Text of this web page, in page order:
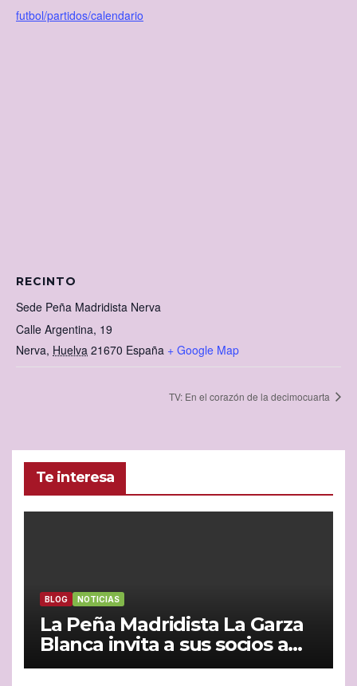
futbol/partidos/calendario
RECINTO
Sede Peña Madridista Nerva
Calle Argentina, 19
Nerva, Huelva 21670 España + Google Map
TV: En el corazón de la decimocuarta
Te interesa
BLOG NOTICIAS
La Peña Madridista La Garza
Blanca invita a sus socios a
vivir juntos la semifinal entre